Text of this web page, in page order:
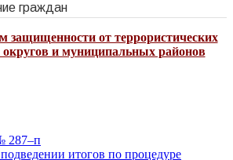
граждан
защищенности от террористических
округов и муниципальных районов
287–п
итогов по процедуре